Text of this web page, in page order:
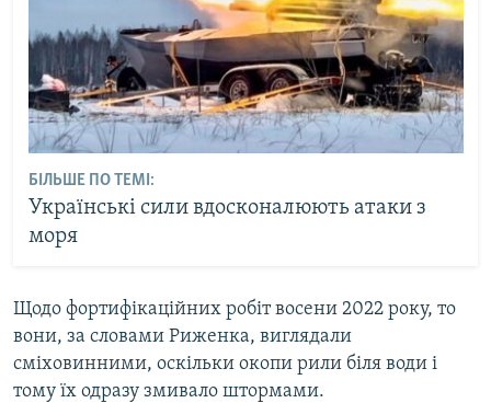
БІЛЬШЕ ПО ТЕМІ:
Українські сили вдосконалюють атаки з
моря
Щодо фортифікаційних робіт восени 2022 року, то
вони, за словами Риженка, виглядали
сміховинними, оскільки окопи рили біля води і
тому їх одразу змивало штормами.